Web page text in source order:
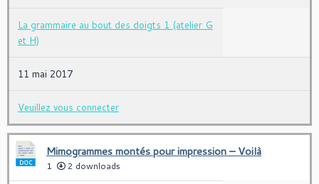
La grammaire au bout des doigts 1 (atelier G
et H)
11 mai 2017
Veuillez vous connecter
Mimogrammes montés pour impression – Voilà
1 2 downloads